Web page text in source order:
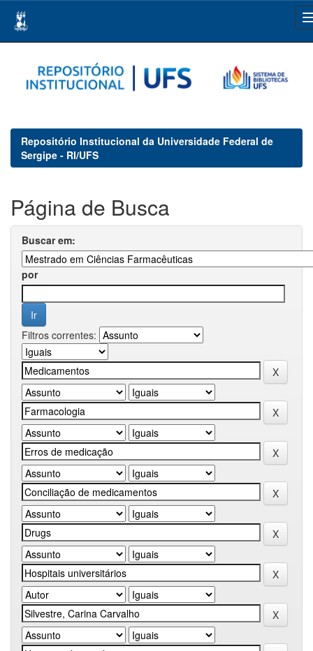
navigation
Repositório Institucional da Universidade Federal de
Sergipe - RI/UFS
Página de Busca
Buscar em:
por
Filtros correntes: